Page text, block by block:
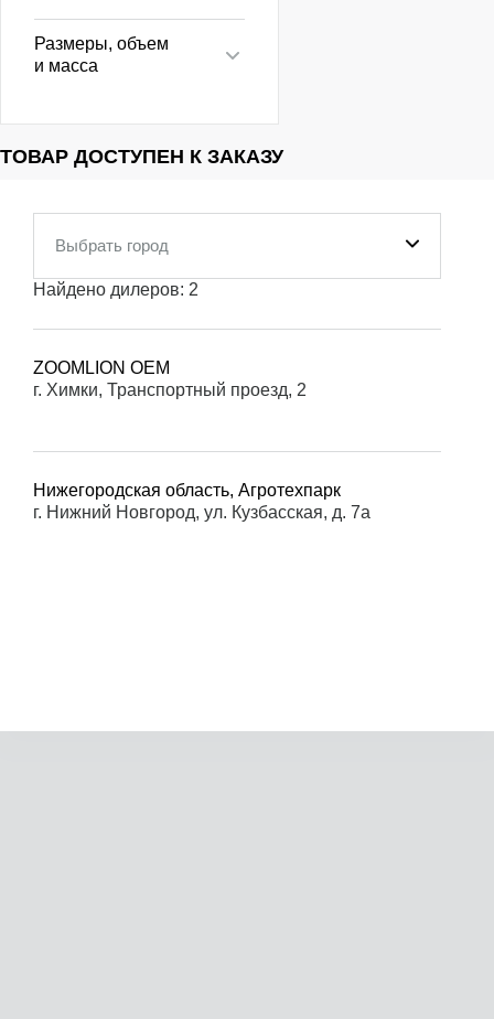
Размеры, объем
и масса
ТОВАР ДОСТУПЕН К ЗАКАЗУ
Выбрать город
Найдено дилеров: 2
ZOOMLION OEM
г. Химки, Транспортный проезд, 2
Нижегородская область, Агротехпарк
г. Нижний Новгород, ул. Кузбасская, д. 7а